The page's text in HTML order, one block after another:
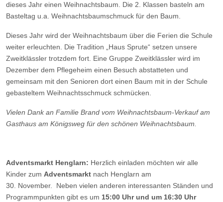
dieses Jahr einen Weihnachtsbaum. Die 2. Klassen basteln am
Basteltag u.a. Weihnachtsbaumschmuck für den Baum.
Dieses Jahr wird der Weihnachtsbaum über die Ferien die Schule
weiter erleuchten. Die Tradition „Haus Sprute“ setzen unsere
Zweitklässler trotzdem fort. Eine Gruppe Zweitklässler wird im
Dezember dem Pflegeheim einen Besuch abstatteten und
gemeinsam mit den Senioren dort einen Baum mit in der Schule
gebasteltem Weihnachtsschmuck schmücken.
Vielen Dank an Familie Brand vom Weihnachtsbaum-Verkauf am
Gasthaus am Königsweg für den schönen Weihnachtsbaum.
Adventsmarkt Henglarn: Herzlich einladen möchten wir alle
Kinder zum Adventsmarkt nach Henglarn am
30. November. Neben vielen anderen interessanten Ständen und
Programmpunkten gibt es um 15:00 Uhr und um 16:30 Uhr